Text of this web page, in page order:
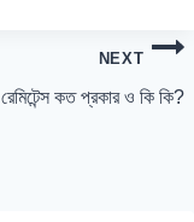
NEXT
রেমিটেন্স কত প্রকার ও কি কি?